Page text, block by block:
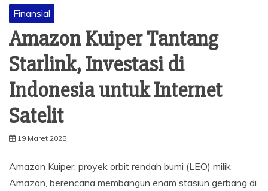
Finansial
Amazon Kuiper Tantang
Starlink, Investasi di
Indonesia untuk Internet
Satelit
19 Maret 2025
Amazon Kuiper, proyek orbit rendah bumi (LEO) milik
Amazon, berencana membangun enam stasiun gerbang di